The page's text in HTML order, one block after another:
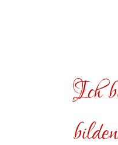
Ich